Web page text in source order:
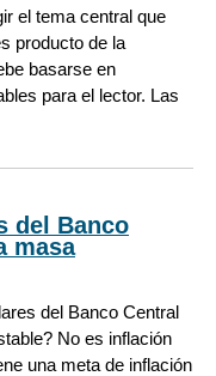
el tema central que
producto de la
basarse en
para el lector. Las
del Banco
masa
del Banco Central
No es inflación
una meta de inflación